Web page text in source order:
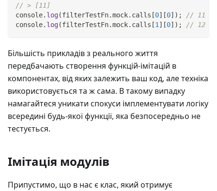
// > [11]
console. log(filterTestFn.mock. calls [0] [0] ) ;
// 11
console. log(filterTestFn.mock. calls [1 ] [0] ) ; // 12
Більшість прикладів з реального життя
передбачають створення функцій-імітацій в
компонентах, від яких залежить ваш код, але техніка
використовується та ж сама. В такому випадку
намагайтеся уникати спокуси імплементувати логіку
всередині будь-якої функції, яка безпосередньо не
тестується.
Імітація модулів
Припустимо, що в нас є клас, який отримує